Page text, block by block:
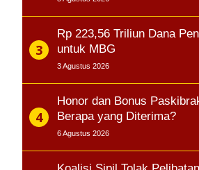
Rp 223,56 Triliun Dana
untuk MBG
3 Agustus 2026
Honor dan Bonus
Berapa yang Diterima?
6 Agustus 2026